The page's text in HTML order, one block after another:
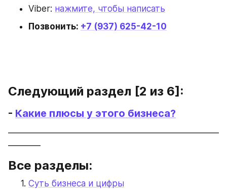
Viber: нажмите, чтобы написать
Позвонить: +7 (937) 625-42-10
Следующий раздел [2 из 6]:
- Какие плюсы у этого бизнеса?
Все разделы:
Суть бизнеса и цифры